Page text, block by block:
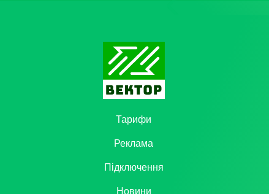
Тарифи
Реклама
Підключення
Новини